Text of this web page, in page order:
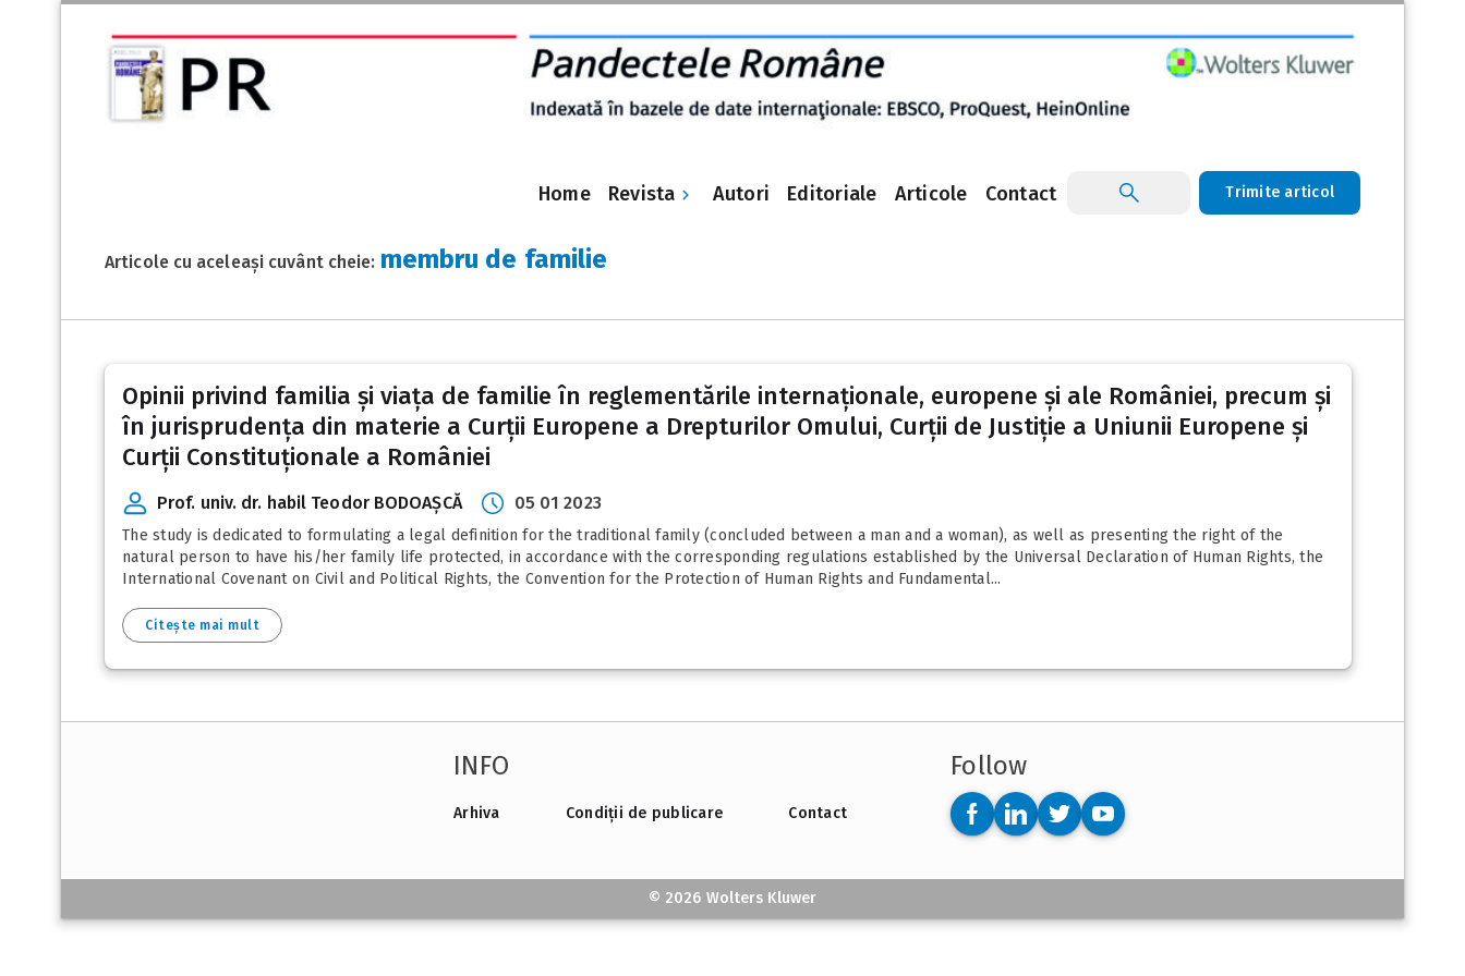
Home Revista Autori Editoriale Articole Contact Trimite articol
Articole cu aceleași cuvânt cheie: membru de familie
Opinii privind familia și viața de familie în reglementările internaționale, europene și ale României, precum și
în jurisprudența din materie a Curții Europene a Drepturilor Omului, Curții de Justiție a Uniunii Europene și
Curții Constituționale a României
Prof. univ. dr. habil Teodor BODOAȘCĂ 05 01 2023
The study is dedicated to formulating a legal definition for the traditional family (concluded between a man and a woman), as well as presenting the right of the
natural person to have his/her family life protected, in accordance with the corresponding regulations established by the Universal Declaration of Human Rights, the
International Covenant on Civil and Political Rights, the Convention for the Protection of Human Rights and Fundamental...
Citește mai mult
INFO
Arhiva Condiții de publicare Contact
Follow
© 2026 Wolters Kluwer